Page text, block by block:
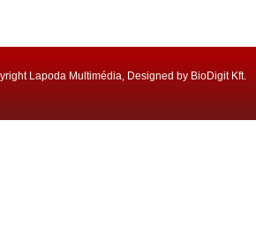
Lapoda Multimédia, Designed by BioDigit Kft.